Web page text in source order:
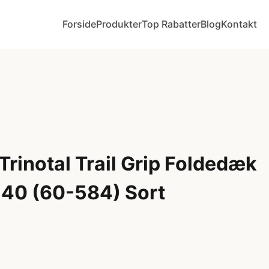
ForsideProdukterTop RabatterBlogKontakt
Trail Grip Foldedæk
(60-584) Sort